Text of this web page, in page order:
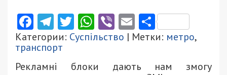
Facebook
Telegram
Twitter
WhatsApp
ViberEmail
Категории: Суспільство | Метки: метро,
транспорт
Рекламні блоки дають нам змогу